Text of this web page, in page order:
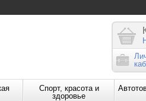
Спорт, красота и
здоровье